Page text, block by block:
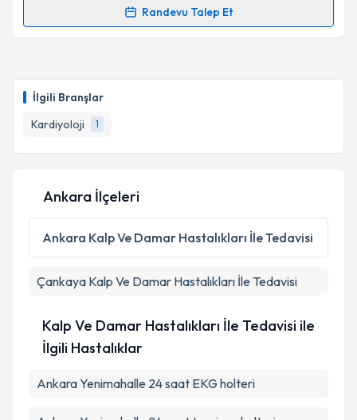
İlgili Branşlar
Kardiyoloji
1
Randevu Talep Et
Randevu Takvimi Talebi
takvim hazırlandığında e-posta ile bilgilendireceğiz.
E-posta Adresiniz
Kişisel verilerimin işlenmesine ilişkinAydınlatma
Metni 'ni okudum ve kişisel verilerimin belirtilen
kapsamda işlenmesini kabul ediyorum.
Ankara İlçeleri
Ankara Kalp Ve Damar Hastalıkları İle Tedavisi
Çankaya Kalp Ve Damar Hastalıkları İle Tedavisi
Kalp Ve Damar Hastalıkları İle Tedavisi ile
İlgili Hastalıklar
Ankara Yenimahalle 24 saat EKG holteri